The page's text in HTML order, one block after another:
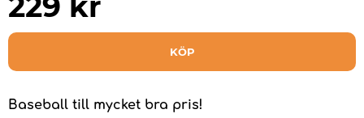
KÖP
Baseball till mycket bra pris!